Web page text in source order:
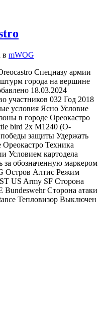
в mWOG
Спецназу армии
города на вершине
18.03.2024
участников 032 Год 2018
условия Ясно Условие
в городе Ореокастро
bird 2x M1240 (O-
защиты Удержать
Техника
Условием картодела
за обозначенную маркером
Остров Алтис Режим
US Army SF Сторона
Сторона атаки
Тепловизор Выключен